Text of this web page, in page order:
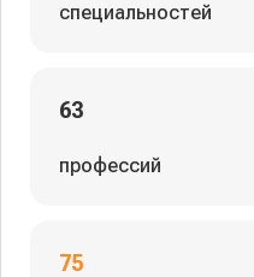
специальностей
63
профессий
75